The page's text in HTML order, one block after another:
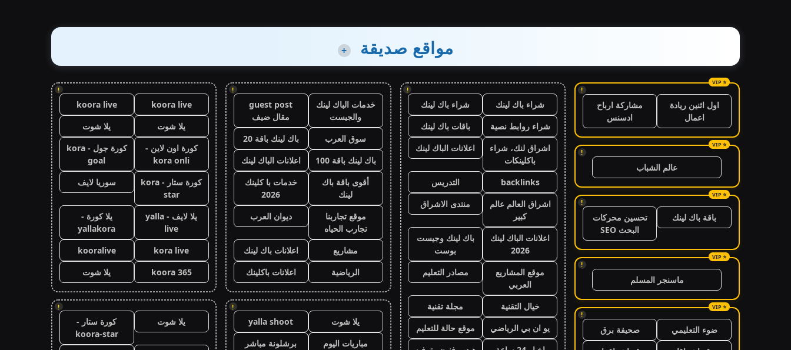
مواقع صديقة +
!
اول اثنين ريادة
اعمال
مشاركة ارباح
ادسنس
!
عالم الشباب
!
باقة باك لينك
تحسين محركات
البحث SEO
!
ماسنجر المسلم
!
ضوء التعليمي
صحيفة برق
!
شراء باك لينك
شراء باك لينك
شراء روابط نصية
باقات باك لينك
اشراق لنك، شراء
باكلينكات
اعلانات الباك لينك
backlinks
التدريس
اشراق العالم عالم
كبير
منتدى الاشراق
اعلانات الباك لينك
2026
باك لينك وجيست
بوست
موقع المشاريع
العربي
مصادر التعليم
خيال التقنية
مجلة تقنية
يو ان بي الرياضي
موقع حالة للتعليم
!
خدمات الباك لينك
والجيست
guest post
مقال ضيف
سوق العرب
باك لينك باقة 20
باك لينك باقة 100
اعلانات الباك لينك
أقوى باقة باك
لينك
خدمات با كلينك
2026
موقع تجاربنا
تجارب الحياه
ديوان العرب
مشاريع
اعلانات باك لينك
الرياضية
اعلانات باكلينك
!
يلا شوت
yalla shoot
مباريات اليوم
برشلونة مباشر
!
koora live
koora live
يلا شوت
يلا شوت
كورة اون لاين -
kora onli
كورة جول - kora
goal
كورة ستار - kora
star
سوريا لايف
يلا لايف - yalla
live
يلا كورة -
yallakora
kora live
kooralive
koora 365
يلا شوت
!
يلا شوت
كورة ستار -
koora-star